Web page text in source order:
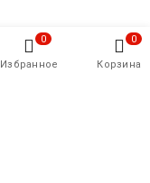
0
Избранное
0
Корзина